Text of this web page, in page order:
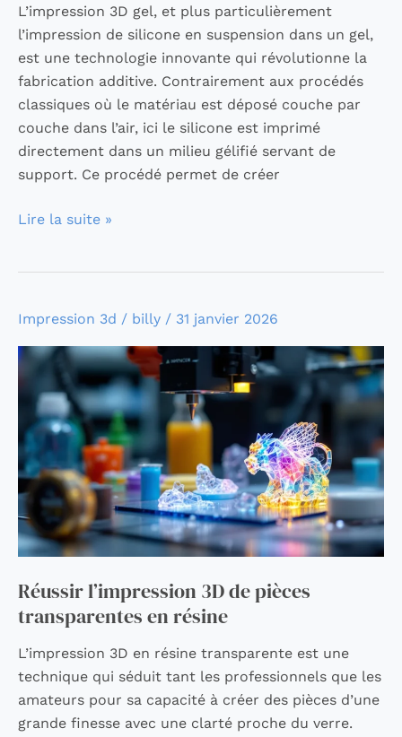
L’impression 3D gel, et plus particulièrement
l’impression de silicone en suspension dans un gel,
est une technologie innovante qui révolutionne la
fabrication additive. Contrairement aux procédés
classiques où le matériau est déposé couche par
couche dans l’air, ici le silicone est imprimé
directement dans un milieu gélifié servant de
support. Ce procédé permet de créer
Lire la suite »
Impression 3d / billy / 31 janvier 2026
Réussir l’impression 3D de pièces
transparentes en résine
L’impression 3D en résine transparente est une
technique qui séduit tant les professionnels que les
amateurs pour sa capacité à créer des pièces d’une
grande finesse avec une clarté proche du verre.
Réussir
3D
de
pièces
transparentes
en
résine